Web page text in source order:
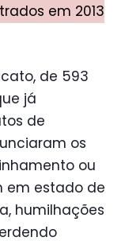
em 2013
de 593
já
de
os
ou
em estado de
humilhações